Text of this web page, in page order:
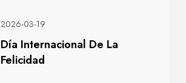
2026-03-19
Día Internacional De La
Felicidad